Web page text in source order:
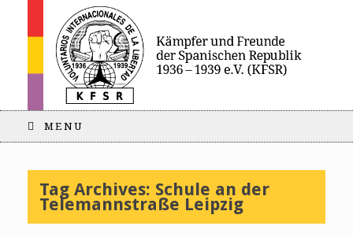
MENU
Tag Archives: Schule an der
Telemannstraße Leipzig